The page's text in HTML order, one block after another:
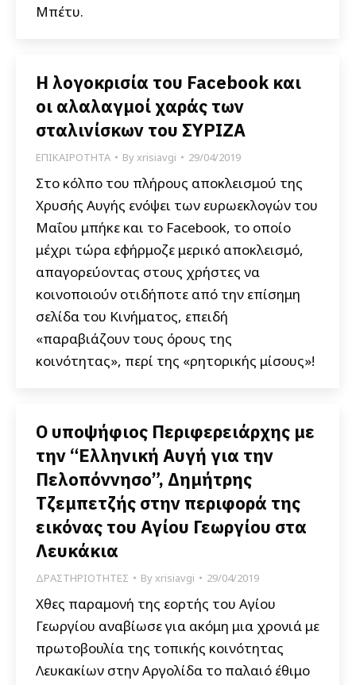
Μπέτυ.
Η λογοκρισία του Facebook και
οι αλαλαγμοί χαράς των
σταλινίσκων του ΣΥΡΙΖΑ
ΕΠΙΚΑΙΡΟΤΗΤΑ Byxrisiavgi 29/04/2019
Στο κόλπο του πλήρους αποκλεισμού της
Χρυσής Αυγής ενόψει των ευρωεκλογών του
Μαΐου μπήκε και το Facebook, το οποίο
μέχρι τώρα εφήρμοζε μερικό αποκλεισμό,
απαγορεύοντας στους χρήστες να
κοινοποιούν οτιδήποτε από την επίσημη
σελίδα του Κινήματος, επειδή
«παραβιάζουν τους όρους της
κοινότητας», περί της «ρητορικής μίσους»!
Ο υποψήφιος Περιφερειάρχης με
την “Ελληνική Αυγή για την
Πελοπόννησο”, Δημήτρης
Τζεμπετζής στην περιφορά της
εικόνας του Αγίου Γεωργίου στα
Λευκάκια
ΔΡΑΣΤΗΡΙΟΤΗΤΕΣ Byxrisiavgi 29/04/2019
Χθες παραμονή της εορτής του Αγίου
Γεωργίου αναβίωσε για ακόμη μια χρονιά με
πρωτοβουλία της τοπικής κοινότητας
Λευκακίων στην Αργολίδα το παλαιό έθιμο